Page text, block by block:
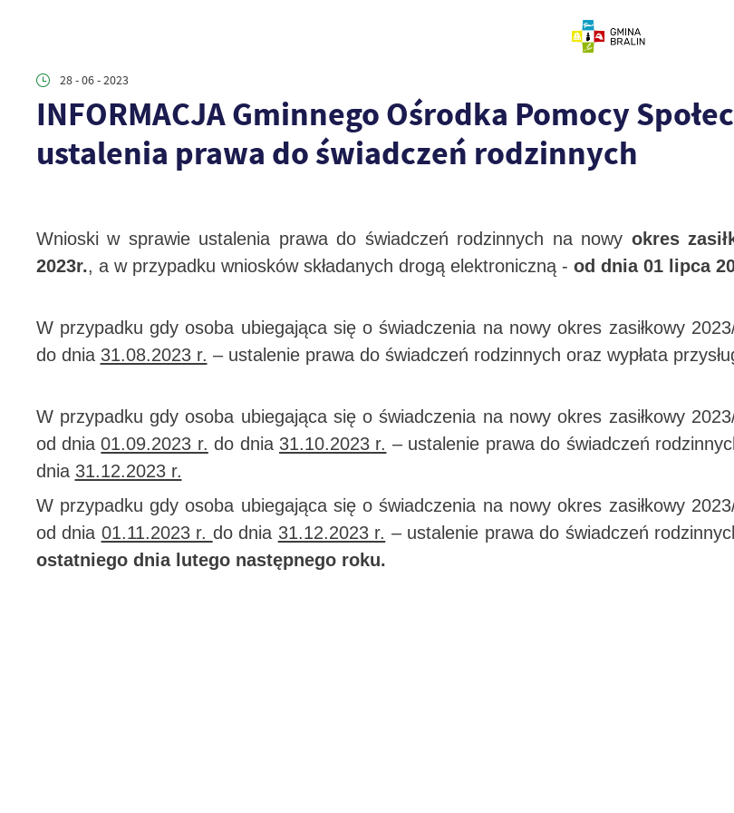
28 - 06 - 2023
INFORMACJA Gminnego Ośrodka Pomocy
ustalenia prawa do świadczeń rodzinnych
Wnioski w sprawie ustalenia prawa do świadczeń rodzinnych na nowy okres
2023r., a w przypadku wniosków składanych drogą elektroniczną - od dnia 01 lipca
W przypadku gdy osoba ubiegająca się o świadczenia na nowy okres zasiłkowy
do dnia 31.08.2023 r. – ustalenie prawa do świadczeń rodzinnych oraz wypłata
W przypadku gdy osoba ubiegająca się o świadczenia na nowy okres zasiłkowy
od dnia01.09.2023 r. do dnia 31.10.2023 r. – ustalenie prawa do świadczeń
dnia 31.12.2023 r.
W przypadku gdy osoba ubiegająca się o świadczenia na nowy okres zasiłkowy
od dnia 01.11.2023 r. do dnia 31.12.2023 r. – ustalenie prawa do świadczeń
ostatniego dnia lutego następnego roku.